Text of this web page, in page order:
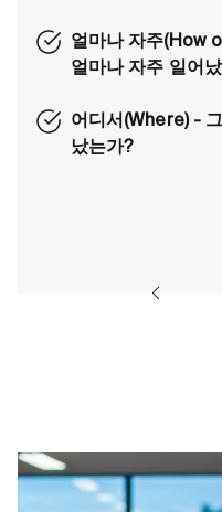
얼마나 자주(How
얼마나 자주 일어
어디서(Where) -
났는가?